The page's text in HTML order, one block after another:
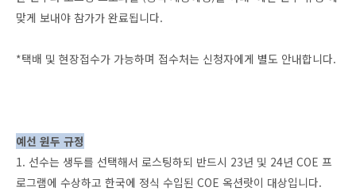
맞게 보내야 참가가 완료됩니다.
*택배 및 현장접수가 가능하며 접수처는 신청자에게 별도 안내합니다.
예선 원두 규정
1. 선수는 생두를 선택해서 로스팅하되 반드시 23년 및 24년 COE 프
로그램에 수상하고 한국에 정식 수입된 COE 옥션랏이 대상입니다.